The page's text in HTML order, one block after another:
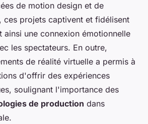
de motion design et de
ces projets captivent et fidélisent
ainsi une connexion émotionnelle
les spectateurs. En outre,
de réalité virtuelle a permis à
d'offrir des expériences
soulignant l'importance des
de production dans